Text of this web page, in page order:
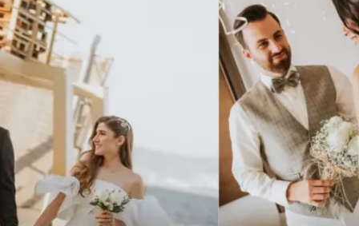
Bakım Aksesuar
Sağlık Haberleri Blogroll
Spor Malzemeleri Hediyelik Eşya
Kültür Acil ve İlkyardım